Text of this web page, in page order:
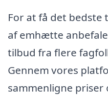
For at få det
af emhætte
tilbud fra flere
Gennem vores
sammenligne priser